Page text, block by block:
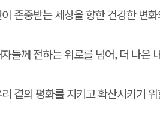
존중받는 세상을 향한 건강한 변
들께 전하는 위로를 넘어, 더 나은
곁의 평화를 지키고 확산시키기